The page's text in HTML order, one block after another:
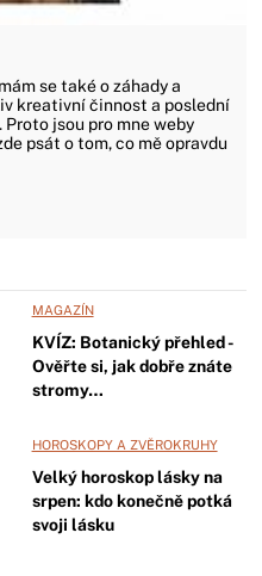
se také o záhady a
kreativní činnost a poslední
Proto jsou pro mne weby
psát o tom, co mě opravdu
MAGAZÍN
KVÍZ: Botanický přehled -
Ověřte si, jak dobře znáte
stromy…
HOROSKOPY A ZVĚROKRUHY
Velký horoskop lásky na
srpen: kdo konečně potká
svoji lásku